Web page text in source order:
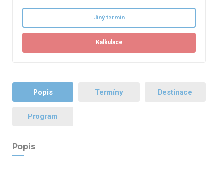
Jiný termín
Kalkulace
Popis Termíny Destinace
Program
Popis